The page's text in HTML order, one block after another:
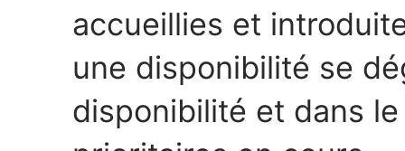
accueillies et
une disponibilité se
disponibilité et dans